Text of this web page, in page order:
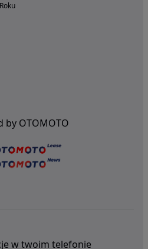
by OTOMOTO
w twoim telefonie